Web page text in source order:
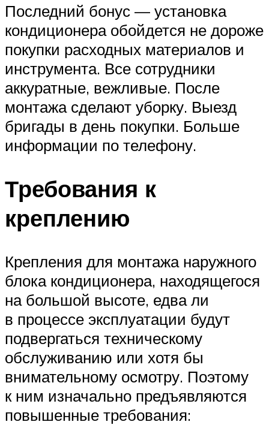
Последний бонус — установка
кондиционера обойдется не дороже
покупки расходных материалов и
инструмента. Все сотрудники
аккуратные, вежливые. После
монтажа сделают уборку. Выезд
бригады в день покупки. Больше
информации по телефону.
Требования к
креплению
Крепления для монтажа наружного
блока кондиционера, находящегося
на большой высоте, едва ли
в процессе эксплуатации будут
подвергаться техническому
обслуживанию или хотя бы
внимательному осмотру. Поэтому
к ним изначально предъявляются
повышенные требования: